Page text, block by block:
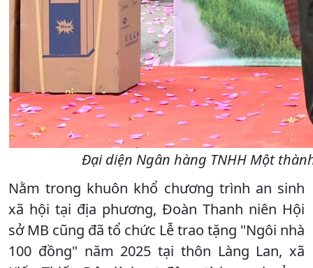
Đại diện Ngân hàng TNHH Một
Nằm trong khuôn khổ chương trình an sinh
xã hội tại địa phương, Đoàn Thanh niên Hội
sở MB cũng đã tổ chức Lễ trao tặng "Ngôi nhà
100 đồng" năm 2025 tại thôn Làng Lan, xã